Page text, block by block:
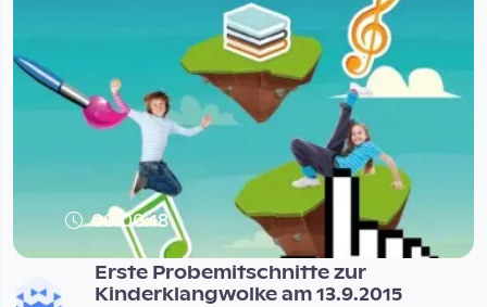
00:00:18
Erste Probemitschnitte zur
Kinderklangwolke am 13.9.2015